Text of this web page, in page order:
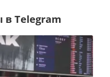
Telegram